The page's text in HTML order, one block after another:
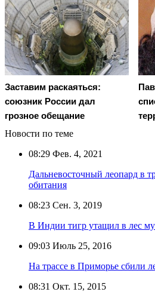
Заставим раскаяться:
союзник России дал
грозное обещание
Новости по теме
08:29 Фев. 4, 2021
Дальневосточный леопард в
обитания
08:23 Сен. 3, 2019
В Индии тигр утащил в лес
09:03 Июль 25, 2016
На трассе в Приморье сбили
08:31 Окт. 15, 2015